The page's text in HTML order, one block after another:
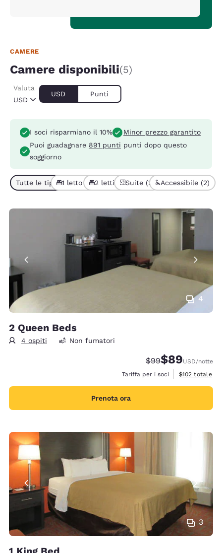
CAMERE
Camere disponibili(5)
USD
Valuta
USD Punti
I soci risparmiano il 10%
Minor prezzo garantito
Puoi guadagnare 891 punti punti dopo questo
soggiorno
Tutte le tipologie di camera (5)
1 letto (4)2 letti (1)Suite (2) Accessibile (2)
4
2 Queen Beds
4 ospiti Non fumatori
Tariffa di barratura:
$99Tariffa
$89USD/notte
Tariffa per i soci
Visualizza i
$102 totale
Prenota ora
3